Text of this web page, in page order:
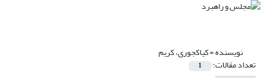
نویسنده =کیاکجوری، کریم
تعداد مقالات: 1